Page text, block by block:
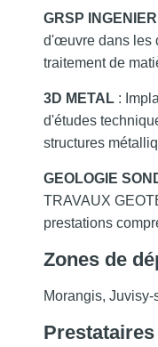
GRSP
d'œuvre dans les
traitement de
3D METAL :
d'études
structures
GEOLOGIE
TRAVAUX
prestations
Zones de
Morangis,